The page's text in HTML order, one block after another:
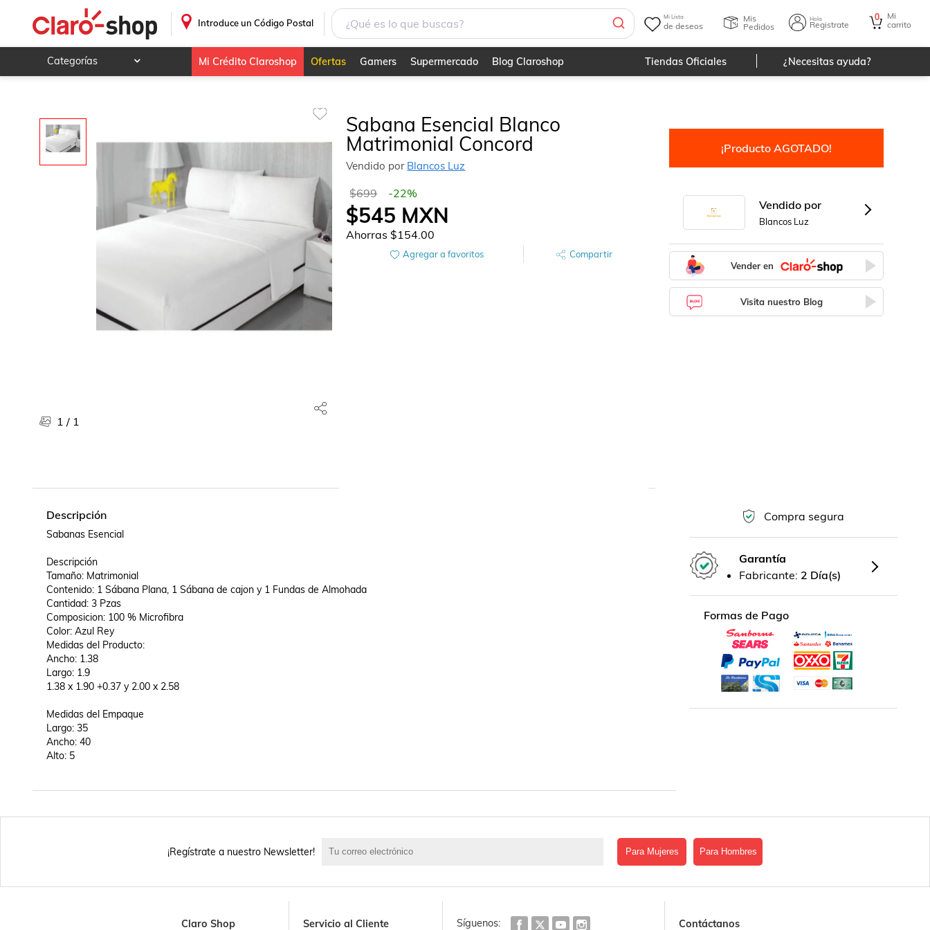
Introduce un Código Postal
Mi Lista
de deseos
Mis
Pedidos
Hola
Registrate
0
Mi
carrito
Categorías
Videojuegos
Hogar y jardín
Animales y mascotas
Ropa, calzado y accesorios
Libros, revistas y comics
Mi Crédito Claroshop Ofertas Gamers Supermercado Blog Claroshop Tiendas Oficiales ¿Necesitas ayuda?
1 / 1
Sabana Esencial Blanco
Matrimonial Concord
Vendido por Blancos Luz
$699 -22%
$545 MXN
Ahorras$154.00
Agregar a favoritos Compartir
¡Producto AGOTADO!
Vendido por
Blancos Luz
Vender en
Visita nuestro Blog
Descripción
Sabanas Esencial
Descripción
Tamaño: Matrimonial
Contenido: 1 Sábana Plana, 1 Sábana de cajon y 1 Fundas de Almohada
Cantidad: 3 Pzas
Composicion: 100 % Microfibra
Color: Azul Rey
Medidas del Producto:
Ancho: 1.38
Largo: 1.9
1.38 x 1.90 +0.37 y 2.00 x 2.58
Medidas del Empaque
Largo: 35
Ancho: 40
Alto: 5
Compra segura
Garantía
Fabricante: 2 Día(s)
Formas de Pago
¡Regístrate a nuestro Newsletter! Para Mujeres Para Hombres
Claro Shop Servicio al Cliente Síguenos: Contáctanos
Sabana Esencial Blanco Matrimonial Concord